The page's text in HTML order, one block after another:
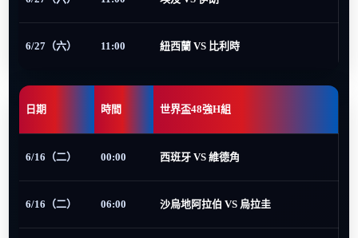
6/27（六） 11:00 紐西蘭 VS 比利時
日期 時間 世界盃48強H組
6/16（二） 00:00 西班牙 VS 維德角
6/16（二） 06:00 沙烏地阿拉伯 VS 烏拉圭